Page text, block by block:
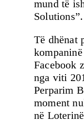
mund të
Solutions”.
Të dhënat
Facebook
nga viti
Perparim
moment
në